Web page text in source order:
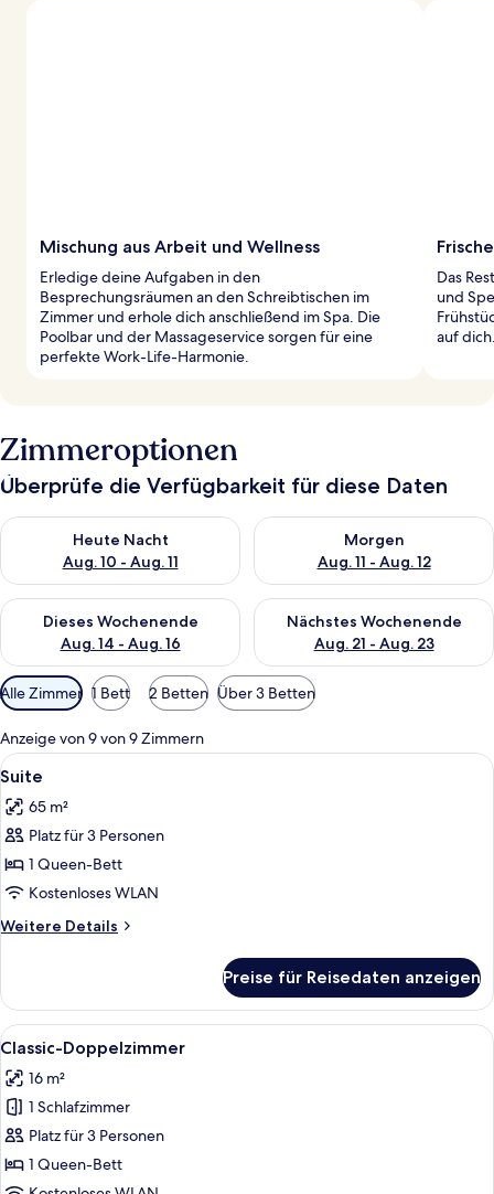
Mischung aus Arbeit und Wellness
Erledige deine Aufgaben in den
Besprechungsräumen an den Schreibtischen im
Zimmer und erhole dich anschließend im Spa. Die
Poolbar und der Massageservice sorgen für eine
perfekte Work-Life-Harmonie.
Das
und
auf
Zimmeroptionen
Überprüfe die Verfügbarkeit für diese Daten
Heute Nacht
Aug. 10 - Aug. 11
Überprüfe die Verfügbarkeit für heute Nacht, Aug. 10 - Aug.
Morgen
Aug. 11 - Aug. 12
Überprüfe die Verfügbarkeit
Dieses Wochenende
Aug. 14 - Aug. 16
Überprüfe die Verfügbarkeit für dieses Wochenende, Aug. 14
Nächstes Wochenende
Aug. 21 - Aug. 23
Überprüfe die Verfügbarkeit
Verfügbare
Filter
für
Zimmer
Alle Zimmer 1 Bett 2 Betten Über 3 Betten
Anzeige von 9 von 9 Zimmern
Alle
Fotos
für
Suite
anzeigen
Ein Schlafzimmer mit einem
9
Suite
65 m²
Platz für 3 Personen
1 Queen-Bett
Kostenloses WLAN
Weitere Details
Weitere
Preise für Reisedaten anzeigen
Alle
Fotos
für
Classic-
Doppelzimmer
anzeigen
Ein Bett mit gelber Kopfteil, eine
6
Classic-Doppelzimmer
16 m²
1 Schlafzimmer
Platz für 3 Personen
1 Queen-Bett